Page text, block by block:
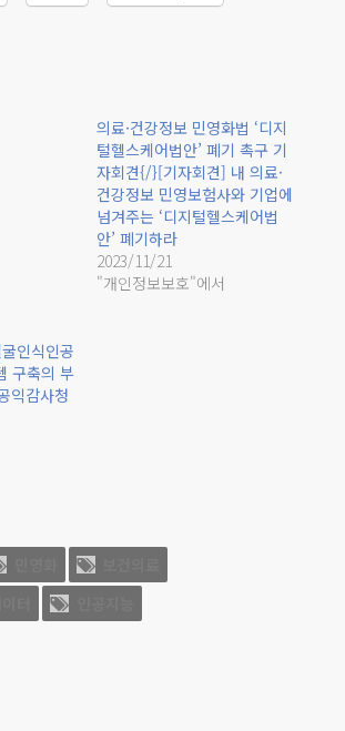
의료·건강정보 민영화법 ‘디지
털헬스케어법안’ 폐기 촉구 기
자회견{/}[기자회견] 내 의료·
건강정보 민영보험사와 기업에
넘겨주는 ‘디지털헬스케어법
안’ 폐기하라
2023/11/21
"개인정보보호"에서
인식인공
구축의 부
익감사청